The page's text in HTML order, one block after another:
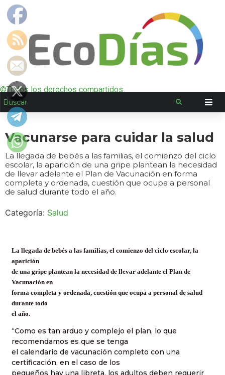
©Todos los derechos compartidos
Vacunarse para cuidar la salud
La llegada de bebés a las familias, el comienzo del ciclo
escolar, la aparición de una gripe plantean la necesidad
de llevar adelante el Plan de Vacunación en forma
completa y ordenada, cuestión que ocupa a personal
de salud durante todo el año.
Categoría: Salud
La llegada de bebés a las familias, el comienzo del ciclo escolar, la
aparición
de una gripe plantean la necesidad de llevar adelante el Plan de
Vacunación en
forma completa y ordenada, cuestión que ocupa a personal de salud
durante todo
el año.
“Como es tan arduo y complejo el plan, lo que
recomendamos es que se tenga
el calendario de vacunación completo con una
certificación, en el caso de los
pequeños hay una libreta, los adultos deben requerir